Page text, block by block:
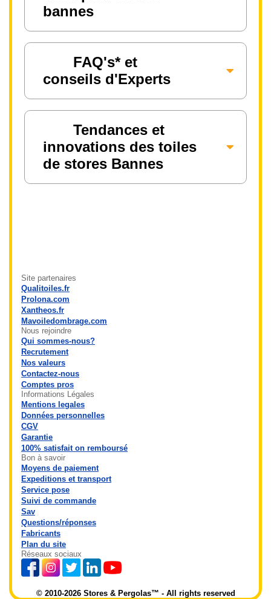
bannes
FAQ's* et
conseils d'Experts
Tendances et
innovations des toiles
de stores Bannes
Site partenaires
Qualitoiles.fr
Prolona.com
Xantheos.fr
Mavoiledombrage.com
Nous rejoindre
Qui sommes-nous?
Recrutement
Nos valeurs
Contactez-nous
Comptes pros
Informations Légales
Mentions legales
Données personnelles
CGV
Garantie
100% satisfait on remboursé
Bon à savoir
Moyens de paiement
Expeditions et transport
Service pose
Suivi de commande
Sav
Questions/réponses
Fabricants
Plan du site
Réseaux sociaux
© 2010-2026 Stores & Pergolas™ - All rights reserved